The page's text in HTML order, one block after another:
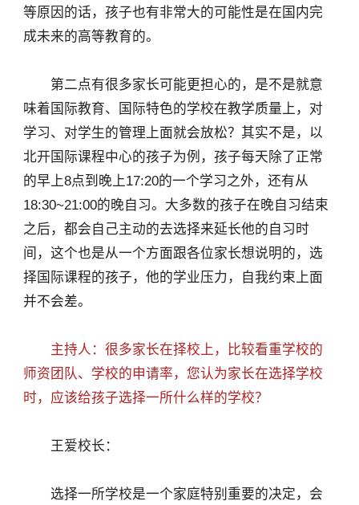
等原因的话，孩子也有非常大的可能性是在国内完
成未来的高等教育的。
第二点有很多家长可能更担心的，是不是就意
味着国际教育、国际特色的学校在教学质量上，对
学习、对学生的管理上面就会放松？其实不是，以
北开国际课程中心的孩子为例，孩子每天除了正常
的早上8点到晚上17:20的一个学习之外，还有从
18:30~21:00的晚自习。大多数的孩子在晚自习结束
之后，都会自己主动的去选择来延长他的自习时
间，这个也是从一个方面跟各位家长想说明的，选
择国际课程的孩子，他的学业压力，自我约束上面
并不会差。
主持人：很多家长在择校上，比较看重学校的
师资团队、学校的申请率，您认为家长在选择学校
时，应该给孩子选择一所什么样的学校？
王爱校长：
选择一所学校是一个家庭特别重要的决定，会